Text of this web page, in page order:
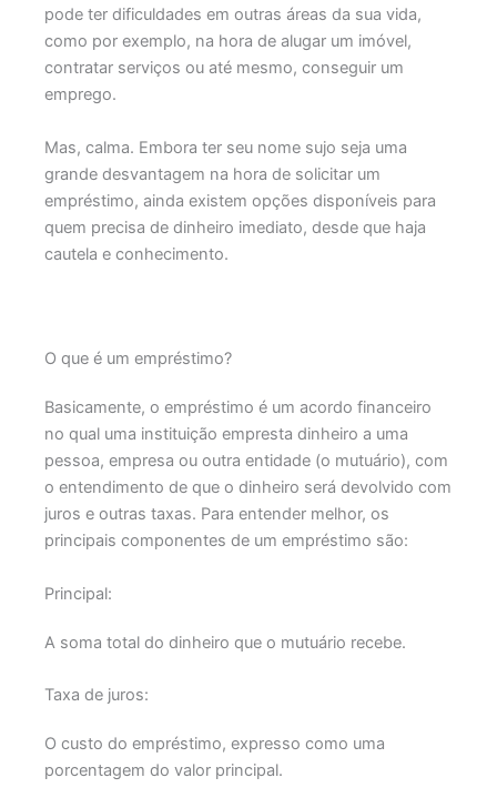
pode ter dificuldades em outras áreas da sua vida,
como por exemplo, na hora de alugar um imóvel,
contratar serviços ou até mesmo, conseguir um
emprego.
Mas, calma. Embora ter seu nome sujo seja uma
grande desvantagem na hora de solicitar um
empréstimo, ainda existem opções disponíveis para
quem precisa de dinheiro imediato, desde que haja
cautela e conhecimento.
O que é um empréstimo?
Basicamente, o empréstimo é um acordo financeiro
no qual uma instituição empresta dinheiro a uma
pessoa, empresa ou outra entidade (o mutuário), com
o entendimento de que o dinheiro será devolvido com
juros e outras taxas. Para entender melhor, os
principais componentes de um empréstimo são:
Principal:
A soma total do dinheiro que o mutuário recebe.
Taxa de juros:
O custo do empréstimo, expresso como uma
porcentagem do valor principal.